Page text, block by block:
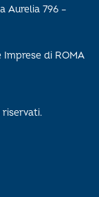
Aurelia 796 –
Imprese di ROMA